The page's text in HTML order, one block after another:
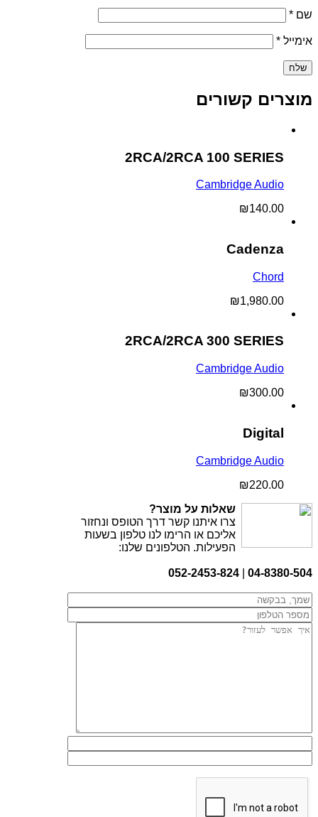
שם *
אימייל *
מוצרים קשורים
2RCA/2RCA 100 SERIES
Cambridge Audio
₪140.00
Cadenza
Chord
₪1,980.00
2RCA/2RCA 300 SERIES
Cambridge Audio
₪300.00
Digital
Cambridge Audio
₪220.00
שאלות על מוצר?
צרו איתנו קשר דרך הטופס ונחזור
אליכם או הרימו לנו טלפון בשעות
הפעילות. הטלפונים שלנו:
04-8380-504
052-2453-824